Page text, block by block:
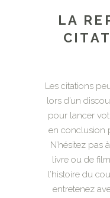
LA
Les citations
lors d’un
pour lancer
en conclusion
N’hésitez pas
livre ou de
l’histoire du
entretenez